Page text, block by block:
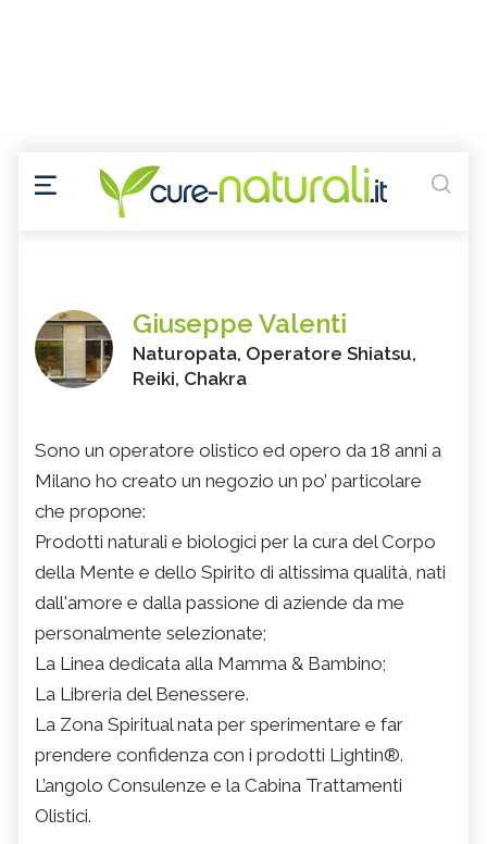
Giuseppe Valenti
Naturopata, Operatore Shiatsu,
Reiki, Chakra
Sono un operatore olistico ed opero da 18 anni a
Milano ho creato un negozio un po’ particolare
che propone:
Prodotti naturali e biologici per la cura del Corpo
della Mente e dello Spirito di altissima qualità, nati
dall'amore e dalla passione di aziende da me
personalmente selezionate;
La Linea dedicata alla Mamma & Bambino;
La Libreria del Benessere.
La Zona Spiritual nata per sperimentare e far
prendere confidenza con i prodotti Lightin®.
L’angolo Consulenze e la Cabina Trattamenti
Olistici.